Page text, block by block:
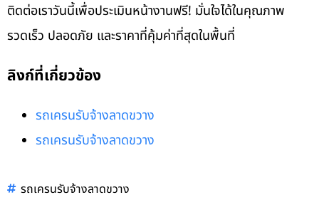
ติดต่อเราวันนี้เพื่อประเมินหน้างานฟรี! มั่นใจได้ในคุณภาพ
รวดเร็ว ปลอดภัย และราคาที่คุ้มค่าที่สุดในพื้นที่
ลิงก์ที่เกี่ยวข้อง
รถเครนรับจ้างลาดขวาง
รถเครนรับจ้างลาดขวาง
รถเครนรับจ้างลาดขวาง